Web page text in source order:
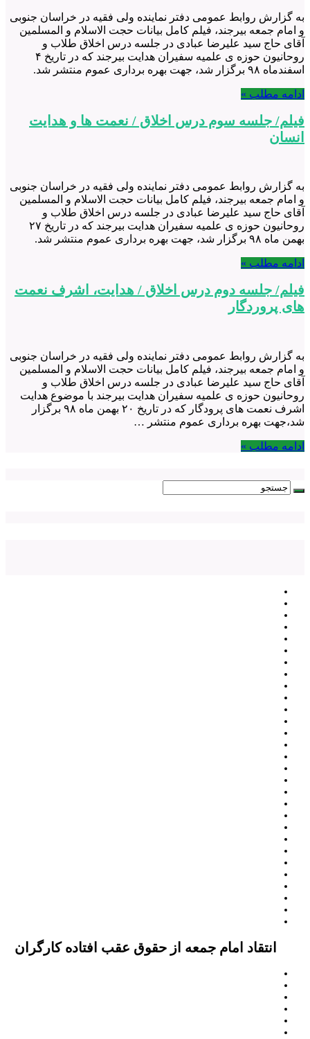
به گزارش روابط عمومی دفتر نماینده ولی فقیه در خراسان جنوبی
و امام جمعه بیرجند، فیلم کامل بیانات حجت الاسلام و المسلمین
آقای حاج سید علیرضا عبادی در جلسه درس اخلاق طلاب و
روحانیون حوزه ی علمیه سفیران هدایت بیرجند که در تاریخ ۴
اسفندماه ۹۸ برگزار شد، جهت بهره برداری عموم منتشر شد.
ادامه مطلب »
فیلم/ جلسه سوم درس اخلاق / نعمت ها و هدایت
انسان
به گزارش روابط عمومی دفتر نماینده ولی فقیه در خراسان جنوبی
و امام جمعه بیرجند، فیلم کامل بیانات حجت الاسلام و المسلمین
آقای حاج سید علیرضا عبادی در جلسه درس اخلاق طلاب و
روحانیون حوزه ی علمیه سفیران هدایت بیرجند که در تاریخ ۲۷
بهمن ماه ۹۸ برگزار شد، جهت بهره برداری عموم منتشر شد.
ادامه مطلب »
فیلم/ جلسه دوم درس اخلاق / هدایت، اشرف نعمت
های پروردگار
به گزارش روابط عمومی دفتر نماینده ولی فقیه در خراسان جنوبی
و امام جمعه بیرجند، فیلم کامل بیانات حجت الاسلام و المسلمین
آقای حاج سید علیرضا عبادی در جلسه درس اخلاق طلاب و
روحانیون حوزه ی علمیه سفیران هدایت بیرجند با موضوع هدایت
اشرف نعمت های پرودگار که در تاریخ ۲۰ بهمن ماه ۹۸ برگزار
شد،جهت بهره برداری عموم منتشر …
ادامه مطلب »
انتقاد امام جمعه از حقوق عقب افتاده کارگران